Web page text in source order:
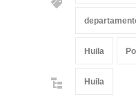
Huila
Huila